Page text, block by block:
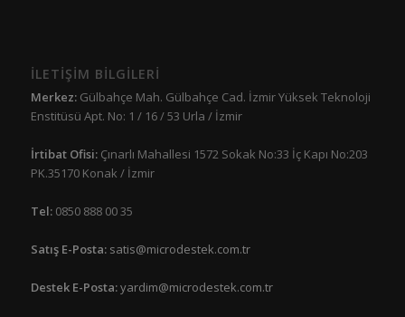
İLETİŞİM BİLGİLERİ
Merkez:Gülbahçe Mah. Gülbahçe Cad. İzmir Yüksek Teknoloji
Enstitüsü Apt. No: 1 / 16 / 53 Urla / İzmir
İrtibat Ofisi: Çınarlı Mahallesi 1572 Sokak No:33 İç Kapı No:203
PK.35170 Konak / İzmir
Tel:0850 888 00 35
Satış E-Posta: satis@microdestek.com.tr
Destek E-Posta:yardim@microdestek.com.tr